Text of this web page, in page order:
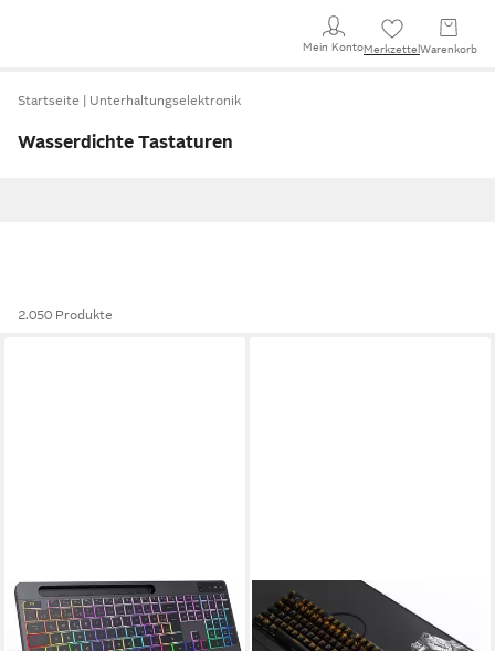
Mein KontoMerkzettel Warenkorb
Startseite Unterhaltungselektronik
Wasserdichte Tastaturen
2.050 Produkte